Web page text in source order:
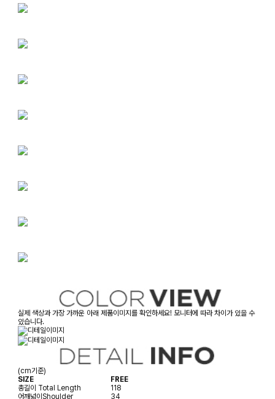
실제 색상과 가장 가까운 아래 제품이미지를 확인하세요! 모니터에 따라 차이가 있을 수
있습니다.
(cm기준)
SIZE
FREE
총길이 Total Length
118
어깨넓이Shoulder 34